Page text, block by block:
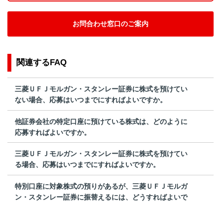
お問合わせ窓口のご案内
関連するFAQ
三菱ＵＦＪモルガン・スタンレー証券に株式を預けてい
ない場合、応募はいつまでにすればよいですか。
他証券会社の特定口座に預けている株式は、どのように
応募すればよいですか。
三菱ＵＦＪモルガン・スタンレー証券に株式を預けてい
る場合、応募はいつまでにすればよいですか。
特別口座に対象株式の預りがあるが、三菱ＵＦＪモルガ
ン・スタンレー証券に振替えるには、どうすればよいで